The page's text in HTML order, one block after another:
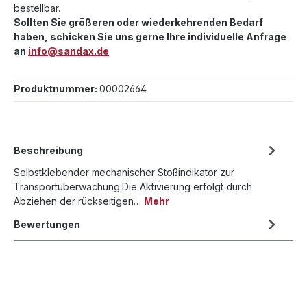
bestellbar.
Sollten Sie größeren oder wiederkehrenden Bedarf
haben, schicken Sie uns gerne Ihre individuelle Anfrage
an info@sandax.de
Produktnummer: 00002664
Beschreibung
Selbstklebender mechanischer Stoßindikator zur
Transportüberwachung.Die Aktivierung erfolgt durch
Abziehen der rückseitigen… Mehr
Bewertungen